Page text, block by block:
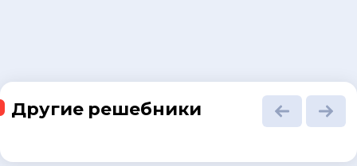
Другие решебники